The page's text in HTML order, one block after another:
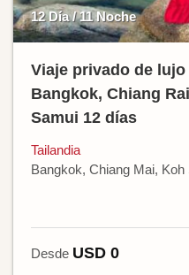
12 Día / 11 Noche
Viaje privado de
Bangkok, Chiang
Samui 12 días
Tailandia
Bangkok, Chiang Mai, Koh
Desde USD 0